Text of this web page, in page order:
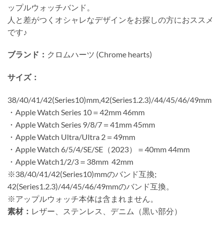
ップルウォッチバンド。
人と差がつくオシャレなデザインをお探しの方におススメ
です♪
ブランド： クロムハーツ (Chrome hearts)
サイズ：
38/40/41/42(Series10)mm,42(Series1.2.3)/44/45/46/49mm
・Apple Watch Series 10＝42mm 46mm
・Apple Watch Series 9/8/7＝41mm 45mm
・Apple Watch Ultra/Ultra 2＝49mm
・Apple Watch 6/5/4/SE/SE（2023）＝40mm 44mm
・Apple Watch1/2/3＝38mm 42mm
※38/40/41/42(Series10)mmのバンド互換;
42(Series1.2.3)/44/45/46/49mmのバンド互換。
※アップルウォッチ本体は含まれません。
素材： レザー、ステンレス、デニム（黒い部分）